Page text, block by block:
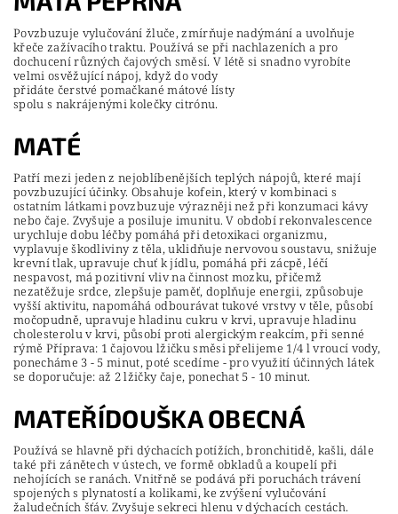
Povzbuzuje vylučování žluče, zmírňuje nadýmání a uvolňuje
křeče zažívacího traktu. Používá se při nachlazeních a pro
dochucení různých čajových směsí. V létě si snadno vyrobíte
velmi osvěžující nápoj, když do vody
přidáte čerstvé pomačkané mátové lísty
spolu s nakrájenými kolečky citrónu.
MATÉ
Patří mezi jeden z nejoblíbenějších teplých nápojů, které mají
povzbuzující účinky. Obsahuje kofein, který v kombinaci s
ostatním látkami povzbuzuje výrazněji než při konzumaci kávy
nebo čaje. Zvyšuje a posiluje imunitu. V období rekonvalescence
urychluje dobu léčby pomáhá při detoxikaci organizmu,
vyplavuje škodliviny z těla, uklidňuje nervovou soustavu, snižuje
krevní tlak, upravuje chuť k jídlu, pomáhá při zácpě, léčí
nespavost, má pozitivní vliv na činnost mozku, přičemž
nezatěžuje srdce, zlepšuje paměť, doplňuje energii, způsobuje
vyšší aktivitu, napomáhá odbourávat tukové vrstvy v těle, působí
močopudně, upravuje hladinu cukru v krvi, upravuje hladinu
cholesterolu v krvi, působí proti alergickým reakcím, při senné
rýmě Příprava: 1 čajovou lžičku směsi přelijeme 1/4 l vroucí vody,
ponecháme 3 - 5 minut, poté scedíme - pro využití účinných látek
se doporučuje: až 2 lžičky čaje, ponechat 5 - 10 minut.
MATEŘÍDOUŠKA OBECNÁ
Používá se hlavně při dýchacích potížích, bronchitidě, kašli, dále
také při zánětech v ústech, ve formě obkladů a koupelí při
nehojících se ranách. Vnitřně se podává při poruchách trávení
spojených s plynatostí a kolikami, ke zvýšení vylučování
žaludečních šťáv. Zvyšuje sekreci hlenu v dýchacích cestách.